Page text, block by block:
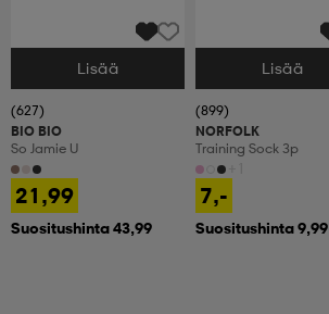
Valitse Koko
Lisää
(627)
BIO BIO
So Jamie U
21,99
Suositushinta 43,99
Valitse Koko
Lisää
(899)
NORFOLK
Training Sock 3p
7,-
Suositushinta 9,99